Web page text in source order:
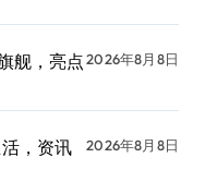
舰，亮点2026年8月8日
，资讯
2026年8月8日